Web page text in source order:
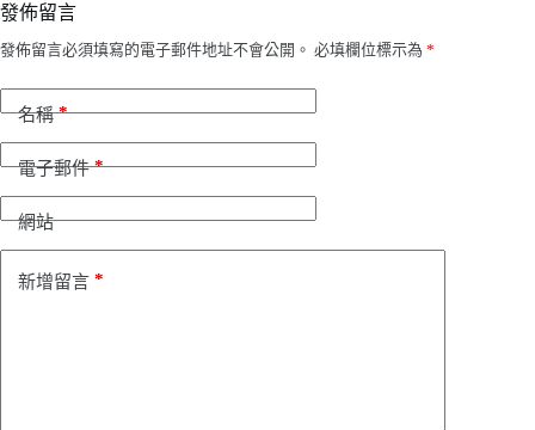
發佈留言
發佈留言必須填寫的電子郵件地址不會公開。 必填欄位標示為 *
名稱*
電子郵件*
網站
新增留言 *